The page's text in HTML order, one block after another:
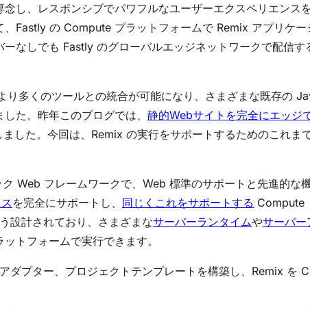
し、レスポンシブでパワフルなユーザーエクスペリエンス
Fastly の Compute プラットフォームで Remix アプリケー
なしでも Fastly のグローバルエッジネットワークで配信す
多くのツールとの統合が可能になり、さまざまな既存の
た。昨年このブログでは、 静的Webサイトを完全にエッジ
した。今回は、Remix の実行をサポートするためのこれま
Web フレームワークで、Web 標準のサポートと先進的な
を完全にサポートし、 同じくこれをサポートする Compute
設計されており、さまざまなサーバーランタイムやサーバ
トフォームで実行できます。
ダプター、プロジェクトテンプレートを構築し、Remix を